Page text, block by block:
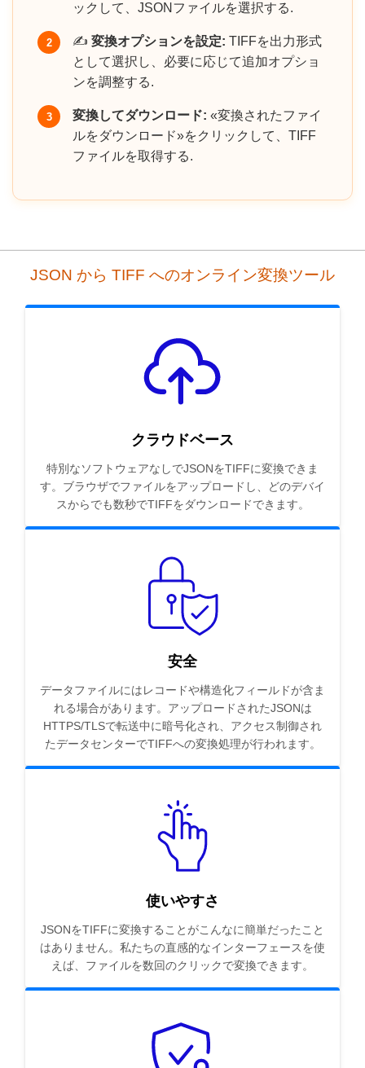
ックして、JSONファイルを選択する.
2 ✍️ 変換オプションを設定: TIFFを出力形式
として選択し、必要に応じて追加オプショ
ンを調整する.
3 変換してダウンロード: «変換されたファイ
ルをダウンロード»をクリックして、TIFF
ファイルを取得する.
JSON から TIFF へのオンライン変換ツール
クラウドベース
特別なソフトウェアなしでJSONをTIFFに変換できま
す。ブラウザでファイルをアップロードし、どのデバイ
スからでも数秒でTIFFをダウンロードできます。
安全
データファイルにはレコードや構造化フィールドが含ま
れる場合があります。アップロードされたJSONは
HTTPS/TLSで転送中に暗号化され、アクセス制御され
たデータセンターでTIFFへの変換処理が行われます。
使いやすさ
JSONをTIFFに変換することがこんなに簡単だったこと
はありません。私たちの直感的なインターフェースを使
えば、ファイルを数回のクリックで変換できます。